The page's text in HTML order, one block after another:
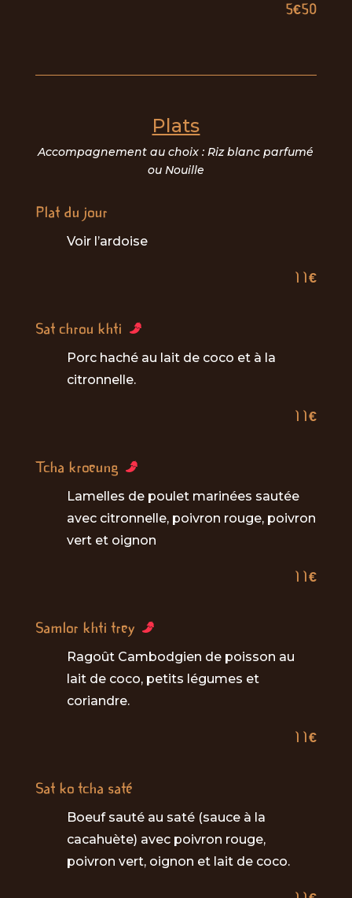
5€50
Plats
Accompagnement au choix : Riz blanc parfumé
ou Nouille
Plat du jour
Voir l’ardoise
11€
Sat chrou khti
Porc haché au lait de coco et à la
citronnelle.
11€
Tcha kroeung
Lamelles de poulet marinées sautée
avec citronnelle, poivron rouge, poivron
vert et oignon
11€
Samlor khti trey
Ragoût Cambodgien de poisson au
lait de coco, petits légumes et
coriandre.
11€
Sat ko tcha saté
Boeuf sauté au saté (sauce à la
cacahuète) avec poivron rouge,
poivron vert, oignon et lait de coco.